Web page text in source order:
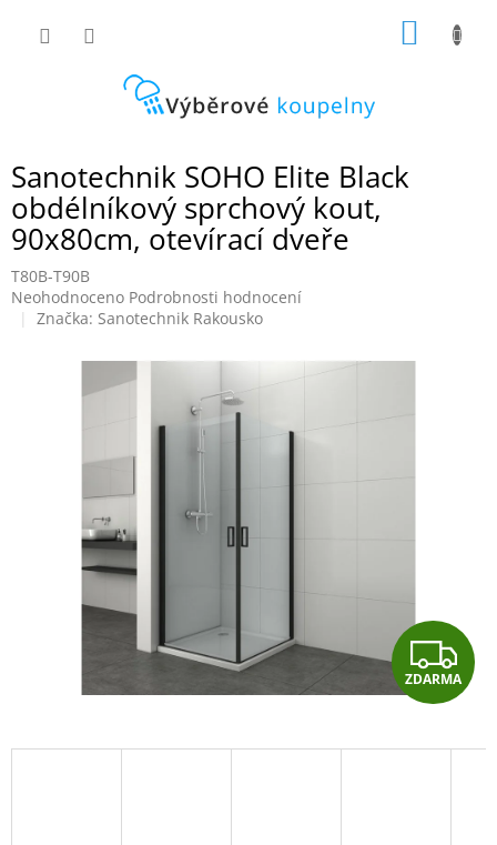
Sanotechnik SOHO Elite Black
obdélníkový sprchový kout,
90x80cm, otevírací dveře
T80B-T90B
Průměrné
hodnocení
Neohodnoceno Podrobnosti hodnocení
Značka: Sanotechnik Rakousko
Z
D
A
ZDARMA